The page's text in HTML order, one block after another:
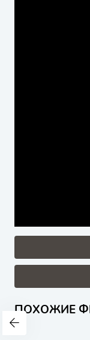
ПОХОЖИЕ